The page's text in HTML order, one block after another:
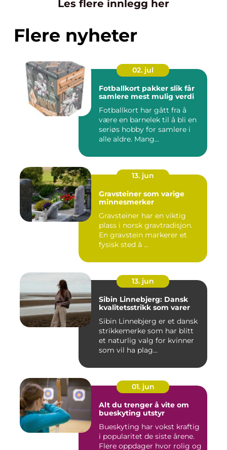
Les flere innlegg her
Flere nyheter
02. jul
Fotballkort pakker slik får
samlere mest mulig verdi
Fotballkort har gått fra å
være en barnelek til å bli en
seriøs hobby for samlere i
alle aldre. Mang...
13. jun
Gravsteiner som varige
minnesmerker
Gravsteiner har en viktig
plass i norsk gravtradisjon.
En gravstein markerer et
fysisk sted å ...
13. jun
Sibin Linnebjerg: Dansk
kvalitetsstrikk som varer
Sibin Linnebjerg er et dansk
strikkemerke som har blitt
et naturlig valg for kvinner
som vil ha plag...
01. jun
Alt du trenger å vite om
bueskyting utstyr
Bueskyting har vokst kraftig
i popularitet de siste årene.
Flere oppdager hvor rolig og